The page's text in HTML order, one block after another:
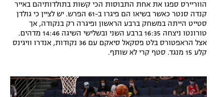
תקנון פעילות ספורט 1
רשיון להקרנה פומבית לבית עסק
לוח דרושים – ג'ובנט
הווריירס ספגו את אחת התבוסות הכי קשות בתולדותיהם באייר
קנדה סנטר כאשר בשיאו הם פיגרו ב-61 הפרש. יש לציין כי גולדן
סטייט הייתה במשחק ברבע הראשון ופיגרה רק בנקודה, אך
טורונטו ניצחה 16:35 ברבע השני ובשלישי השיגה 14:46 מדהים.
אצל הראפטורס בלט פסקאל סיאקם עם 36 נקודות, אנדרו וויגינס
קלע 15 מנגד. סטף קרי לא שותף.